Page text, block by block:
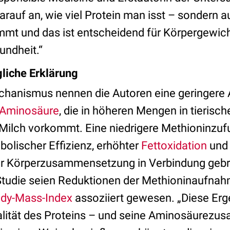
an, wie viel Protein man isst – sondern
und das ist entscheidend für
Erklärung
nennen die Autoren eine geringere
, die in höheren Mengen in
vorkommt. Eine niedrigere
Effizienz, erhöhterFettoxidation
Körperzusammensetzung in Verbindung
seien Reduktionen der
Mass-Index assoziiert gewesen. „Diese
des Proteins – und seine